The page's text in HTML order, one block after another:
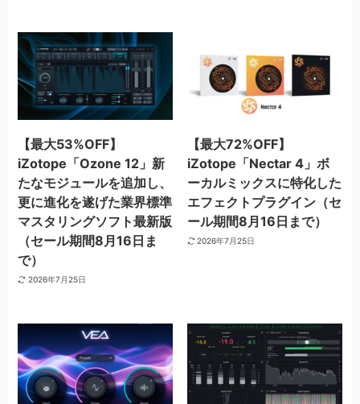
【最大53%OFF】
iZotope「Ozone 12」新
たなモジュールを追加し、
更に進化を遂げた業界標準
マスタリングソフト最新版
（セール期間8月16日ま
で）
2026年7月25日
【最大72%OFF】
iZotope「Nectar 4」ボ
ーカルミックスに特化した
エフェクトプラグイン（セ
ール期間8月16日まで）
2026年7月25日